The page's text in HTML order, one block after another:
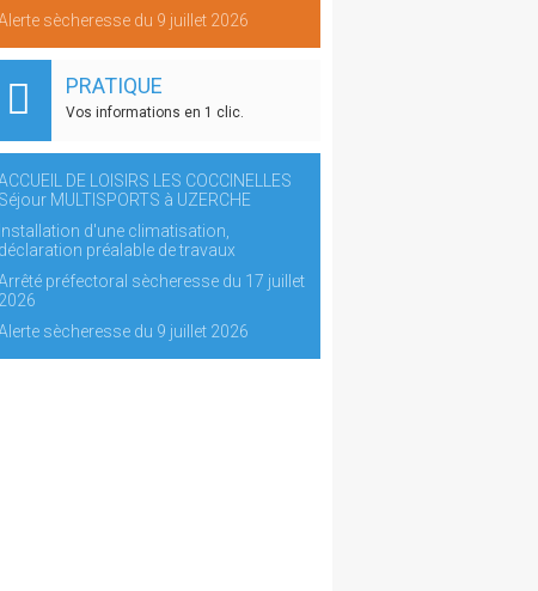
sècheresse du 9 juillet 2026
PRATIQUE
Vos informations en 1 clic.
DE LOISIRS LES COCCINELLES
Séjour MULTISPORTS à UZERCHE
Installation d'une climatisation,
déclaration préalable de travaux
préfectoral sècheresse du 17 juillet
2026
sècheresse du 9 juillet 2026